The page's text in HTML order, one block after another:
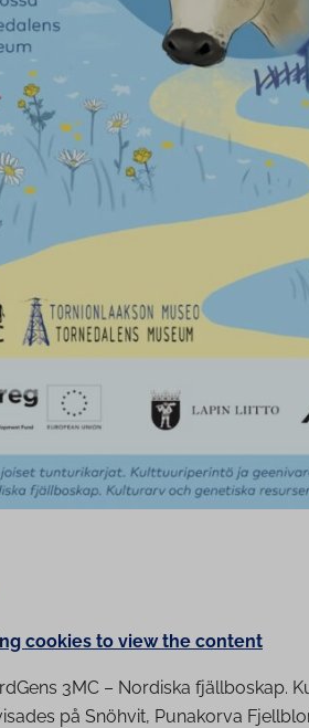
cookies to view the content
3MC – Nordiska fjällboskap.
på Snöhvit, Punakorva